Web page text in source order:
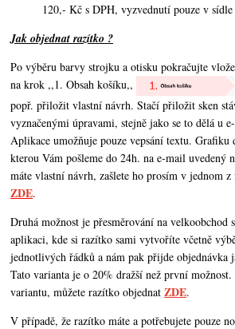
120,- Kč s DPH, vyzvednutí pouze v
Jak objednat razítko ?
Po výběru barvy strojku a otisku pokračujte
na krok ,,1. Obsah košíku,,
popř. přiložit vlastní návrh. Stačí přiložit sken
vyznačenými úpravami, stejně jako se to dělá u
Aplikace umožňuje pouze vepsání textu. Grafiku
kterou Vám pošleme do 24h. na e-mail uvedený
máte vlastní návrh,zašlete ho prosím v jednom
ZDE.
Druhá možnost je přesměrování na velkoobchod
aplikaci, kde si razítko sami vytvoříte včetně
jednotlivých řádků a nám pak přijde objednávka
Tato varianta je o 20% dražší než první
variantu, můžete razítko objednatZDE.
V případě, že razítko máte a potřebujete pouze